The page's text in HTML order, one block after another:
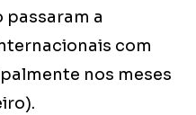
a
com
nos meses